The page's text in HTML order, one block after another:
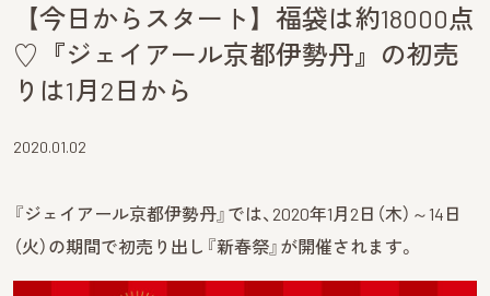
【今日からスタート】福袋は約18000点
♡『ジェイアール京都伊勢丹』の初売
りは1月2日から
2020.01.02
『ジェイアール京都伊勢丹』では、2020年1月2日（木）～14日
（火）の期間で初売り出し『新春祭』が開催されます。